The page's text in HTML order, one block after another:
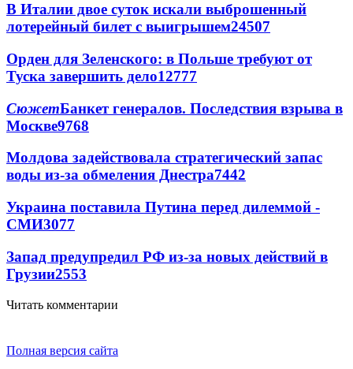
В Италии двое суток искали выброшенный
лотерейный билет с выигрышем24507
Орден для Зеленского: в Польше требуют от
Туска завершить дело12777
СюжетБанкет генералов. Последствия взрыва в
Москве9768
Молдова задействовала стратегический запас
воды из-за обмеления Днестра7442
Украина поставила Путина перед дилеммой -
СМИ3077
Запад предупредил РФ из-за новых действий в
Грузии2553
Читать комментарии
Полная версия сайта